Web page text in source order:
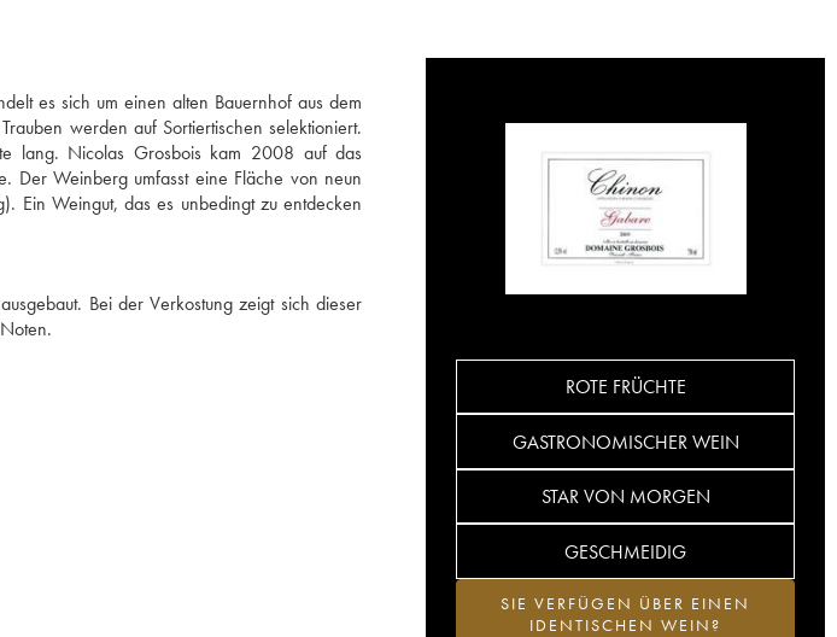
es sich um einen alten Bauernhof aus dem
werden auf Sortiertischen selektioniert.
lang. Nicolas Grosbois kam 2008 auf das
Der Weinberg umfasst eine Fläche von neun
Ein Weingut, das es unbedingt zu entdecken
Bei der Verkostung zeigt sich dieser
ROTE FRÜCHTE
GASTRONOMISCHER WEIN
STAR VON MORGEN
GESCHMEIDIG
SIE VERFÜGEN ÜBER EINEN
IDENTISCHEN WEIN?